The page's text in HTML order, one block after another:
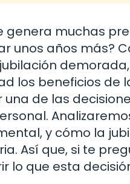
genera muchas
unos años más?
los beneficios de
una de las
y cómo la
Así que, si te
lo que esta